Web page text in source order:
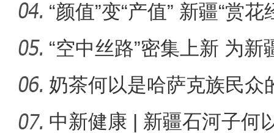
升温
“颜值”变“产值” 新疆“赏
“空中丝路”密集上新 为
展注
奶茶何以是哈萨克族民众
中新健康 | 新疆石河子何